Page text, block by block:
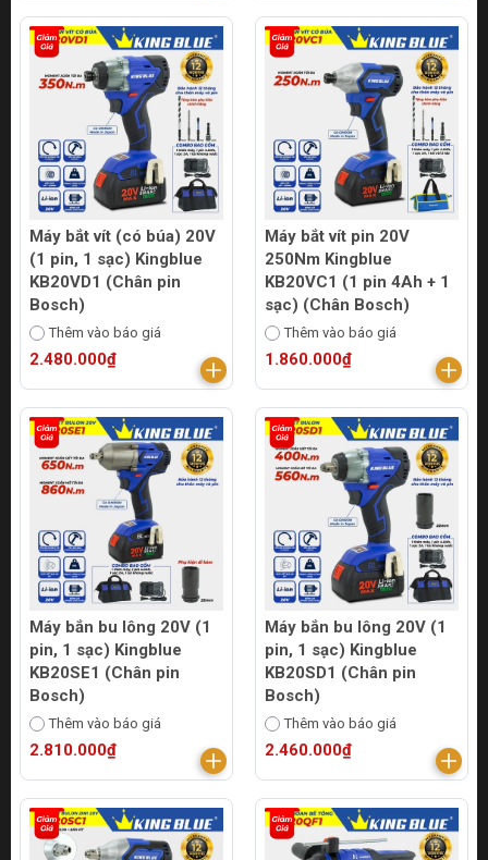
Máy bắt vít (có búa) 20V
(1 pin, 1 sạc) Kingblue
KB20VD1 (Chân pin
Bosch)
Thêm vào báo giá
2.480.000₫
Máy bắt vít pin 20V
250Nm Kingblue
KB20VC1 (1 pin 4Ah + 1
sạc) (Chân Bosch)
Thêm vào báo giá
1.860.000₫
Máy bắn bu lông 20V (1
pin, 1 sạc) Kingblue
KB20SE1 (Chân pin
Bosch)
Thêm vào báo giá
2.810.000₫
Máy bắn bu lông 20V (1
pin, 1 sạc) Kingblue
KB20SD1 (Chân pin
Bosch)
Thêm vào báo giá
2.460.000₫